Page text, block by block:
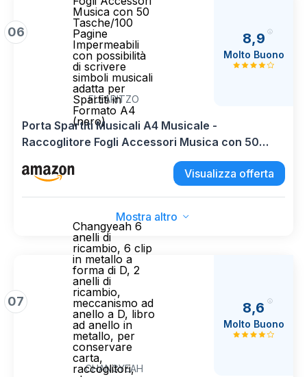
06
Musica con 50
Tasche/100
Pagine
Impermeabili
con possibilità
di scrivere
simboli musicali
adatta per
Spartiti in
Formato A4
(nero)
FLEARITZO
8,9
Molto Buono
Porta Spartiti Musicali A4 Musicale -
Raccoglitore Fogli Accessori Musica con 50
Tasche/100 Pagine Impermeabili con possibilità
di scrivere simboli musicali adatta per Spartiti in
Visualizza offerta
Mostra altro
07
Changyeah 6
anelli di
ricambio, 6 clip
in metallo a
forma di D, 2
anelli di
ricambio,
meccanismo ad
anello a D, libro
ad anello in
metallo, per
conservare
carta,
raccoglitori,
CHANGYEAH
8,6
Molto Buono